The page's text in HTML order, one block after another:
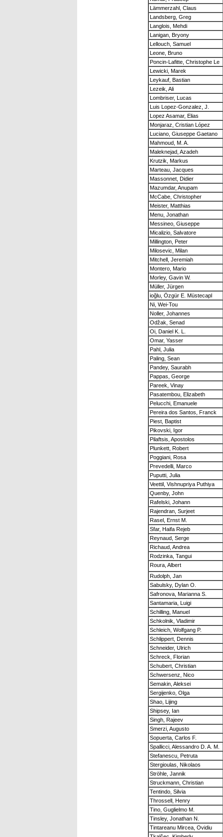
Lämmerzahl, Claus
Landsberg, Greg
Langlois, Mehdi
Lanigan, Bryony
Lellouch, Samuel
Leone, Bruno
Poncin-Lafitte, Christophe Le
Lewicki, Marek
Leykauf, Bastian
Lezeik, Ali
Lombriser, Lucas
Luis Lopez-Gonzalez, J.
Lopez Asamar, Elias
Monjaraz, Cristian López
Luciano, Giuseppe Gaetano
Mahmoud, M. A.
Maleknejad, Azadeh
Krutzik, Markus
Marteau, Jacques
Massonnet, Didier
Mazumdar, Anupam
McCabe, Christopher
Meister, Matthias
Menu, Jonathan
Messineo, Giuseppe
Micalizio, Salvatore
Millington, Peter
Milosevic, Milan
Mitchell, Jeremiah
Montero, Mario
Morley, Gavin W.
Müller, Jürgen
ioğlu, Özgür E. Müstecapl
Ni, Wei-Tou
Noller, Johannes
Odžak, Senad
Oi, Daniel K. L.
Omar, Yasser
Pahl, Julia
Paling, Sean
Pandey, Saurabh
Pappas, George
Pareek, Vinay
Pasatembou, Elizabeth
Pelucchi, Emanuele
Pereira dos Santos, Franck
Piest, Baptist
Pikovski, Igor
Pilaftsis, Apostolos
Plunkett, Robert
Poggiani, Rosa
Prevedelli, Marco
Puputti, Julia
Veettil, Vishnupriya Puthiya
Quenby, John
Rafelski, Johann
Rajendran, Surjeet
Rasel, Ernst M.
Sfar, Haifa Rejeb
Reynaud, Serge
Richaud, Andrea
Rodzinka, Tangui
Roura, Albert
Rudolph, Jan
Sabulsky, Dylan O.
Safronova, Marianna S.
Santamaria, Luigi
Schilling, Manuel
Schkolnik, Vladimir
Schleich, Wolfgang P.
Schlippert, Dennis
Schneider, Ulrich
Schreck, Florian
Schubert, Christian
Schwersenz, Nico
Semakin, Aleksei
Sergijenko, Olga
Shao, Lijing
Shipsey, Ian
Singh, Rajeev
Smerzi, Augusto
Sopuerta, Carlos F.
Spallicci, Alessandro D. A. M.
Stefanescu, Petruta
Stergioulas, Nikolaos
Ströhle, Jannik
Struckmann, Christian
Tentindo, Silvia
Throssell, Henry
Tino, Guglielmo M.
Tinsley, Jonathan N.
Tintareanu Mircea, Ovidiu